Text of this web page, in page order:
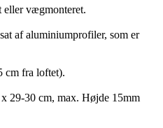
eller vægmonteret.
af aluminiumprofiler, som er
cm fra loftet).
29-30 cm, max. Højde 15mm